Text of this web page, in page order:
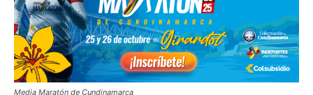
Media Maratón de Cundinamarca